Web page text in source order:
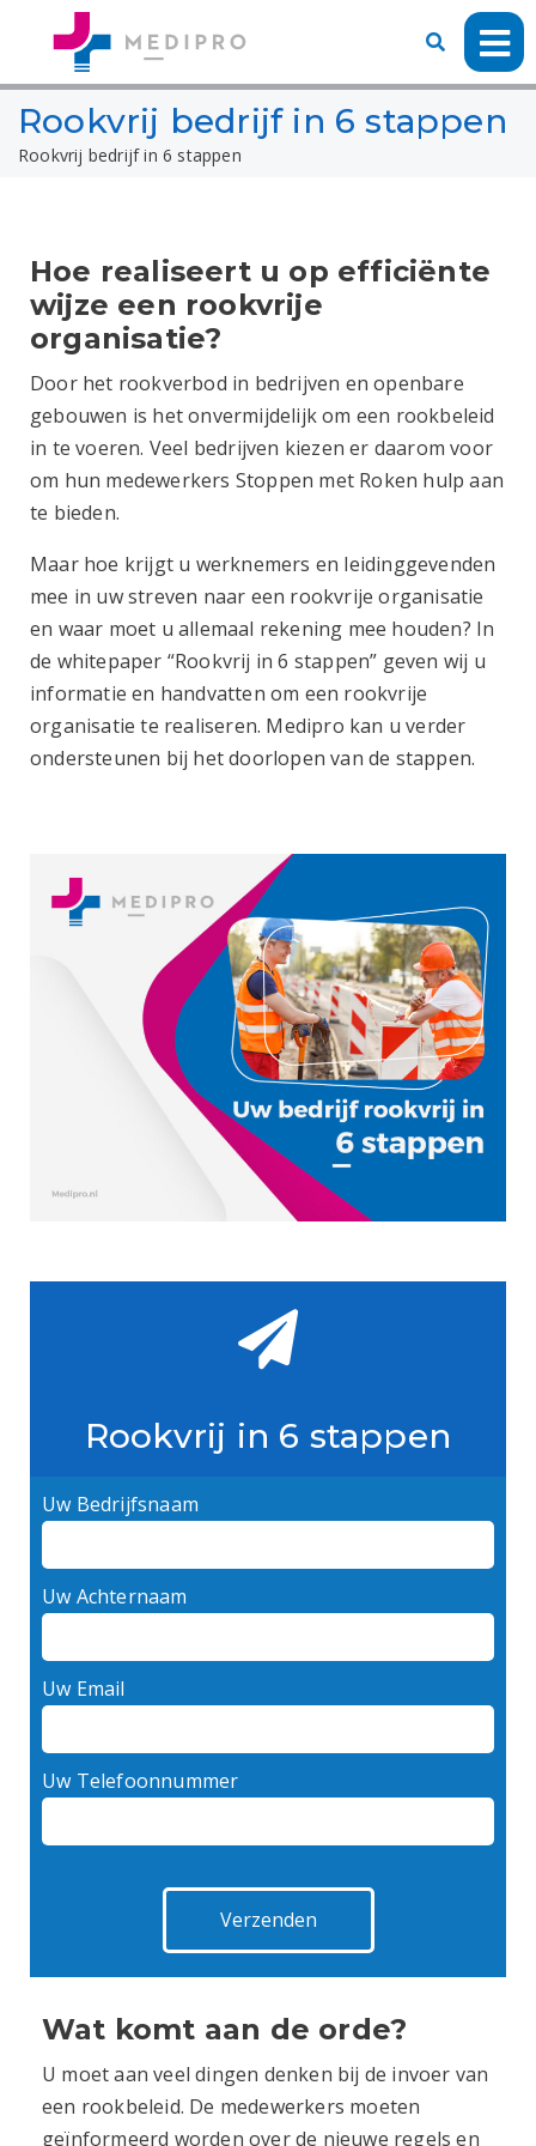
Rookvrij bedrijf in 6 stappen
Rookvrij bedrijf in 6 stappen
Hoe realiseert u op efficiënte
wijze een rookvrije
organisatie?
Door het rookverbod in bedrijven en openbare
gebouwen is het onvermijdelijk om een rookbeleid
in te voeren. Veel bedrijven kiezen er daarom voor
om hun medewerkers Stoppen met Roken hulp aan
te bieden.
Maar hoe krijgt u werknemers en leidinggevenden
mee in uw streven naar een rookvrije organisatie
en waar moet u allemaal rekening mee houden? In
de whitepaper “Rookvrij in 6 stappen” geven wij u
informatie en handvatten om een rookvrije
organisatie te realiseren. Medipro kan u verder
ondersteunen bij het doorlopen van de stappen.
Rookvrij in 6 stappen
Uw Bedrijfsnaam
Uw Achternaam
Uw Email
Uw Telefoonnummer
Wat komt aan de orde?
U moet aan veel dingen denken bij de invoer van
een rookbeleid. De medewerkers moeten
geïnformeerd worden over de nieuwe regels en